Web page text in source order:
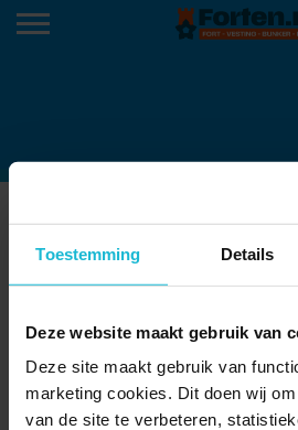
Toestemming Details
Deze website maakt gebruik van
Deze site maakt gebruik van
marketing cookies. Dit doen wij
van de site te verbeteren,